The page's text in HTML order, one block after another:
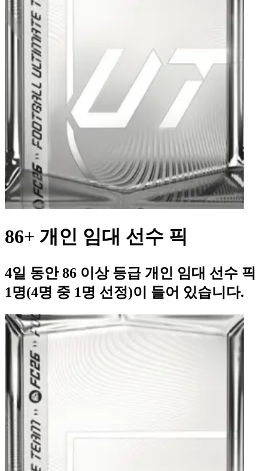
86+ 개인 임대 선수 픽
4일 동안 86 이상 등급 개인 임대 선수 픽
1명(4명 중 1명 선정)이 들어 있습니다.